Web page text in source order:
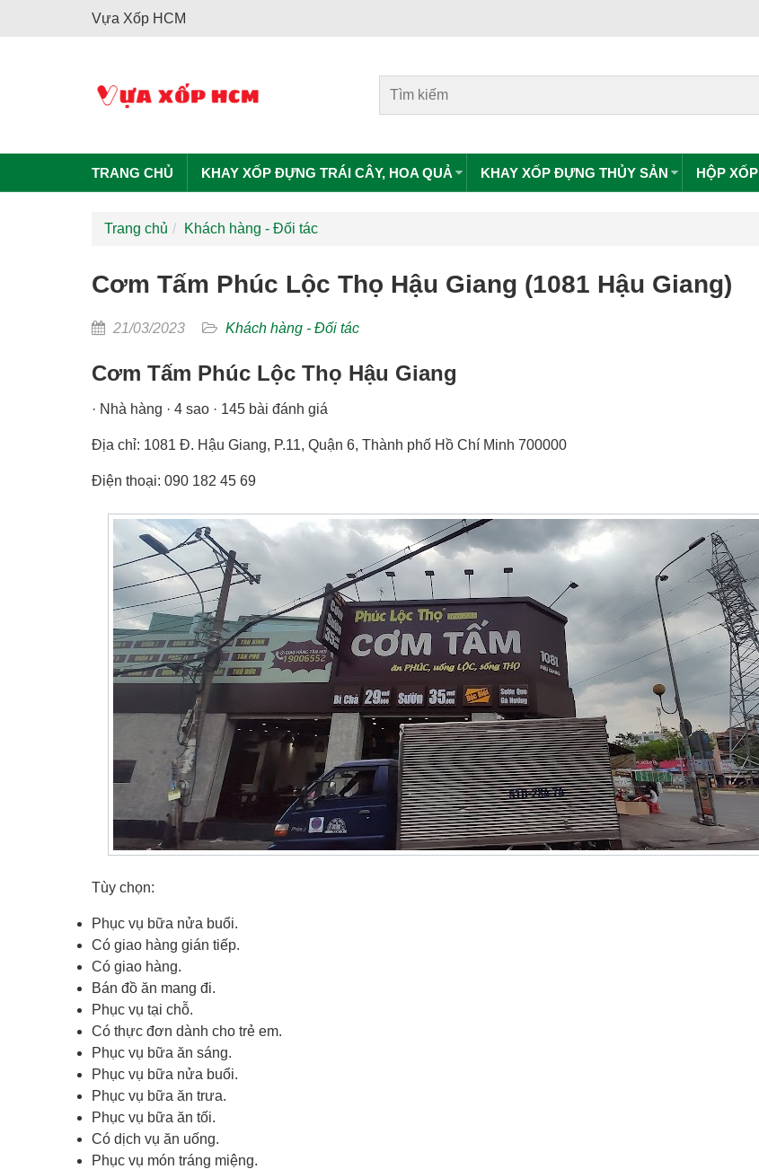
Vựa Xốp HCM
TRANG CHỦ KHAY XỐP ĐỰNG TRÁI CÂY, HOA QUẢ KHAY XỐP ĐỰNG THỦY SẢN HỘP XỐP
Trang chủ Khách hàng - Đối tác
Cơm Tấm Phúc Lộc Thọ Hậu Giang (1081 Hậu Giang)
21/03/2023 Khách hàng - Đối tác
Cơm Tấm Phúc Lộc Thọ Hậu Giang
· Nhà hàng · 4 sao · 145 bài đánh giá
Địa chỉ: 1081 Đ. Hậu Giang, P.11, Quận 6, Thành phố Hồ Chí Minh 700000
Điện thoại: 090 182 45 69
Tùy chọn:
Phục vụ bữa nửa buổi.
Có giao hàng gián tiếp.
Có giao hàng.
Bán đồ ăn mang đi.
Phục vụ tại chỗ.
Có thực đơn dành cho trẻ em.
Phục vụ bữa ăn sáng.
Phục vụ bữa nửa buổi.
Phục vụ bữa ăn trưa.
Phục vụ bữa ăn tối.
Có dịch vụ ăn uống.
Phục vụ món tráng miệng.